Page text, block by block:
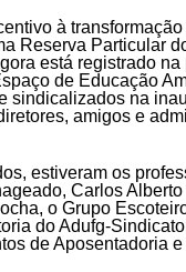
à
Reserva Particular
está registrado na
de Educação
sindicalizados na
amigos e
estiveram os
Carlos
o Grupo
do Adufg-
de Aposentadoria